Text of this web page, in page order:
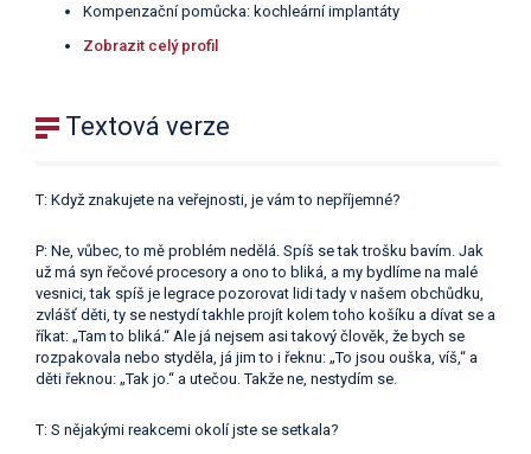
Kompenzační pomůcka: kochleární implantáty
Zobrazit celý profil
Textová verze
T: Když znakujete na veřejnosti, je vám to nepříjemné?
P: Ne, vůbec, to mě problém nedělá. Spíš se tak trošku bavím. Jak
už má syn řečové procesory a ono to bliká, a my bydlíme na malé
vesnici, tak spíš je legrace pozorovat lidi tady v našem obchůdku,
zvlášť děti, ty se nestydí takhle projít kolem toho košíku a dívat se a
říkat: „Tam to bliká.“ Ale já nejsem asi takový člověk, že bych se
rozpakovala nebo styděla, já jim to i řeknu: „To jsou ouška, víš,“ a
děti řeknou: „Tak jo.“ a utečou. Takže ne, nestydím se.
T: S nějakými reakcemi okolí jste se setkala?